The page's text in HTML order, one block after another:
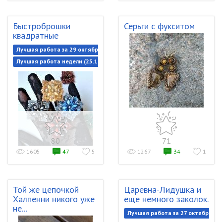
Быстроброшки
квадратные
Лучшая работа за 29 октября 2021
Лучшая работа недели (25.10.2021-01.11.2021)
80
1605 47 5
Серьги с фукситом
71
1267 34 1
Той же цепочкой
Халпенни никого уже
не...
Царевна-Лидушка и
еще немного заколок.
Лучшая работа за 27 октября